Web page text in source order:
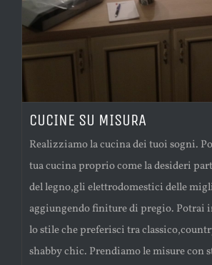
CUCINE SU MISURA
Realizziamo la cucina dei tuoi sogni.
tua cucina proprio come la desideri
del legno,gli elettrodomestici delle
aggiungendo finiture di pregio. Potrai
lo stile che preferisci tra
shabby chic. Prendiamo le misure con